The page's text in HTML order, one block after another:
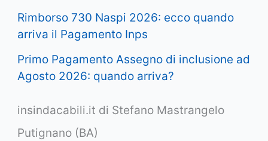
Rimborso 730 Naspi 2026: ecco quando
arriva il Pagamento Inps
Primo Pagamento Assegno di inclusione ad
Agosto 2026: quando arriva?
insindacabili.it di Stefano Mastrangelo
Putignano (BA)